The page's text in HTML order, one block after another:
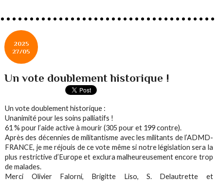
2025
27/05
Un vote doublement historique !
Un vote doublement historique :
Unanimité pour les soins palliatifs !
61 % pour l’aide active à mourir (305 pour et 199 contre).
Après des décennies de militantisme avec les militants de l’ADMD-
FRANCE, je me réjouis de ce vote même si notre législation sera la
plus restrictive d’Europe et exclura malheureusement encore trop
de malades.
Merci Olivier Falorni, Brigitte Liso, S. Delautrette et